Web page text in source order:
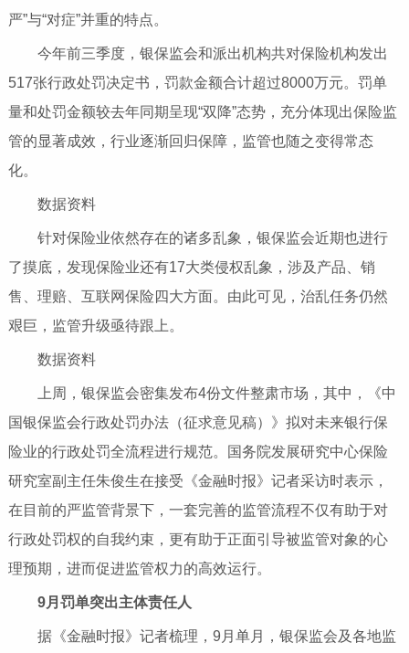
严”与“对症”并重的特点。
今年前三季度，银保监会和派出机构共对保险机构发出
517张行政处罚决定书，罚款金额合计超过8000万元。罚单
量和处罚金额较去年同期呈现“双降”态势，充分体现出保险监
管的显著成效，行业逐渐回归保障，监管也随之变得常态
化。
数据资料
针对保险业依然存在的诸多乱象，银保监会近期也进行
了摸底，发现保险业还有17大类侵权乱象，涉及产品、销
售、理赔、互联网保险四大方面。由此可见，治乱任务仍然
艰巨，监管升级亟待跟上。
数据资料
上周，银保监会密集发布4份文件整肃市场，其中，《中
国银保监会行政处罚办法（征求意见稿）》拟对未来银行保
险业的行政处罚全流程进行规范。国务院发展研究中心保险
研究室副主任朱俊生在接受《金融时报》记者采访时表示，
在目前的严监管背景下，一套完善的监管流程不仅有助于对
行政处罚权的自我约束，更有助于正面引导被监管对象的心
理预期，进而促进监管权力的高效运行。
9月罚单突出主体责任人
据《金融时报》记者梳理，9月单月，银保监会及各地监